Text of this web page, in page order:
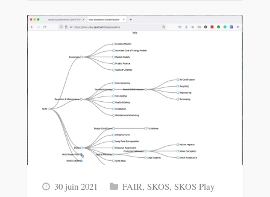
30 juin 2021 FAIR, SKOS, SKOS Play